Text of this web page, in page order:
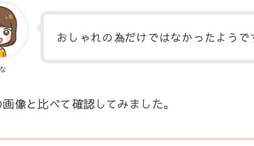
おしゃれの為だけではなかったようで
像と比べて確認してみました。